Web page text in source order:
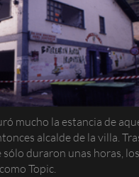
mucho la estancia de
alcalde de la villa.
duraron unas horas,
Topic.